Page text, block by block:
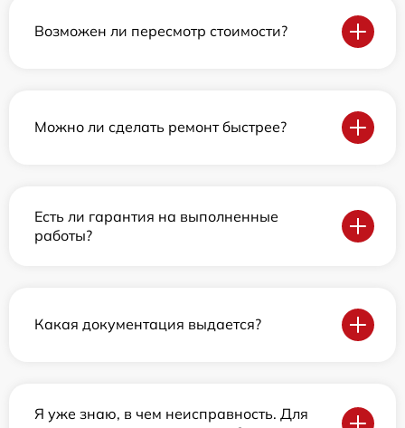
Возможен ли пересмотр стоимости?
Можно ли сделать ремонт быстрее?
Есть ли гарантия на выполненные
работы?
Какая документация выдается?
Я уже знаю, в чем неисправность. Для